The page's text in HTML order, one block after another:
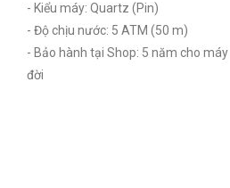
- Kiểu máy: Quartz (Pin)
- Độ chịu nước: 5 ATM (50 m)
- Bảo hành tại Shop: 5 năm cho
đời